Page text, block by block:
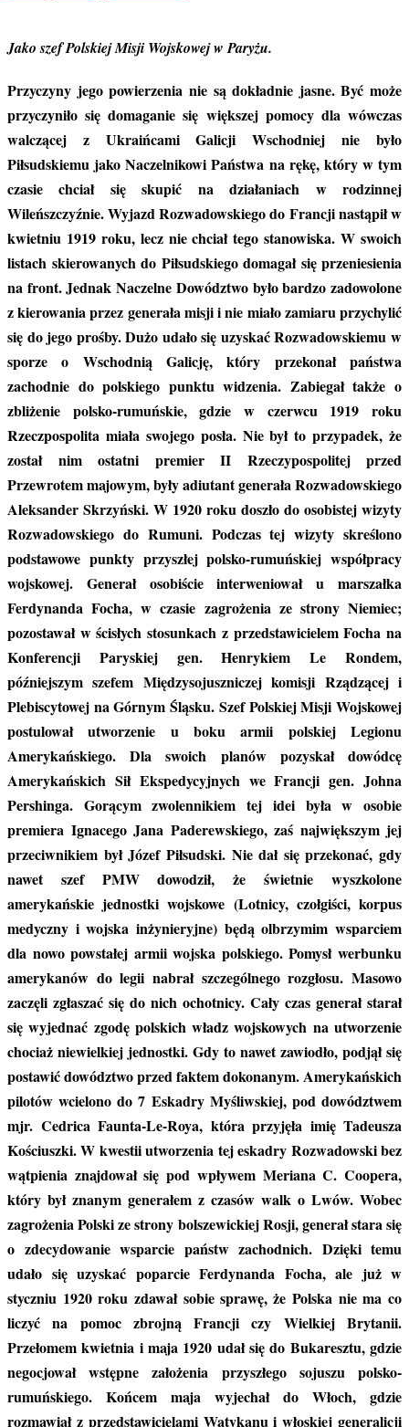
Jako szef Polskiej Misji Wojskowej w Paryżu.
Przyczyny jego powierzenia nie są dokładnie jasne. Być może
przyczyniło się domaganie się większej pomocy dla wówczas
walczącej z Ukraińcami Galicji Wschodniej nie było
Piłsudskiemu jako Naczelnikowi Państwa na rękę, który w tym
czasie chciał się skupić na działaniach w rodzinnej
Wileńszczyźnie. Wyjazd Rozwadowskiego do Francji nastąpił w
kwietniu 1919 roku, lecz nie chciał tego stanowiska. W swoich
listach skierowanych do Piłsudskiego domagał się przeniesienia
na front. Jednak Naczelne Dowództwo było bardzo zadowolone
z kierowania przez generała misji i nie miało zamiaru przychylić
się do jego prośby. Dużo udało się uzyskać Rozwadowskiemu w
sporze o Wschodnią Galicję, który przekonał państwa
zachodnie do polskiego punktu widzenia. Zabiegał także o
zbliżenie polsko-rumuńskie, gdzie w czerwcu 1919 roku
Rzeczpospolita miała swojego posła. Nie był to przypadek, że
został nim ostatni premier II Rzeczypospolitej przed
Przewrotem majowym, były adiutant generała Rozwadowskiego
Aleksander Skrzyński. W 1920 roku doszło do osobistej wizyty
Rozwadowskiego do Rumuni. Podczas tej wizyty skreślono
podstawowe punkty przyszłej polsko-rumuńskiej współpracy
wojskowej. Generał osobiście interweniował u marszałka
Ferdynanda Focha, w czasie zagrożenia ze strony Niemiec;
pozostawał w ścisłych stosunkach z przedstawicielem Focha na
Konferencji Paryskiej gen. Henrykiem Le Rondem,
późniejszym szefem Międzysojuszniczej komisji Rządzącej i
Plebiscytowej na Górnym Śląsku. Szef Polskiej Misji Wojskowej
postulował utworzenie u boku armii polskiej Legionu
Amerykańskiego. Dla swoich planów pozyskał dowódcę
Amerykańskich Sił Ekspedycyjnych we Francji gen. Johna
Pershinga. Gorącym zwolennikiem tej idei była w osobie
premiera Ignacego Jana Paderewskiego, zaś największym jej
przeciwnikiem był Józef Piłsudski. Nie dał się przekonać, gdy
nawet szef PMW dowodził, że świetnie wyszkolone
amerykańskie jednostki wojskowe (Lotnicy, czołgiści, korpus
medyczny i wojska inżynieryjne) będą olbrzymim wsparciem
dla nowo powstałej armii wojska polskiego. Pomysł werbunku
amerykanów do legii nabrał szczególnego rozgłosu. Masowo
zaczęli zgłaszać się do nich ochotnicy. Cały czas generał starał
się wyjednać zgodę polskich władz wojskowych na utworzenie
chociaż niewielkiej jednostki. Gdy to nawet zawiodło, podjął się
postawić dowództwo przed faktem dokonanym. Amerykańskich
pilotów wcielono do 7 Eskadry Myśliwskiej, pod dowództwem
mjr. Cedrica Faunta-Le-Roya, która przyjęła imię Tadeusza
Kościuszki. W kwestii utworzenia tej eskadry Rozwadowski bez
wątpienia znajdował się pod wpływem Meriana C. Coopera,
który był znanym generałem z czasów walk o Lwów. Wobec
zagrożenia Polski ze strony bolszewickiej Rosji, generał stara się
o zdecydowanie wsparcie państw zachodnich. Dzięki temu
udało się uzyskać poparcie Ferdynanda Focha, ale już w
styczniu 1920 roku zdawał sobie sprawę, że Polska nie ma co
liczyć na pomoc zbrojną Francji czy Wielkiej Brytanii.
Przełomem kwietnia i maja 1920 udał się do Bukaresztu, gdzie
negocjował wstępne założenia przyszłego sojuszu polsko-
rumuńskiego. Końcem maja wyjechał do Włoch, gdzie
rozmawiał z przedstawicielami Watykanu i włoskiej generalicji